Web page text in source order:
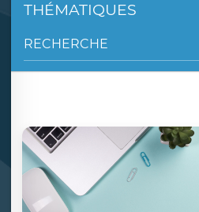
THÉMATIQUES